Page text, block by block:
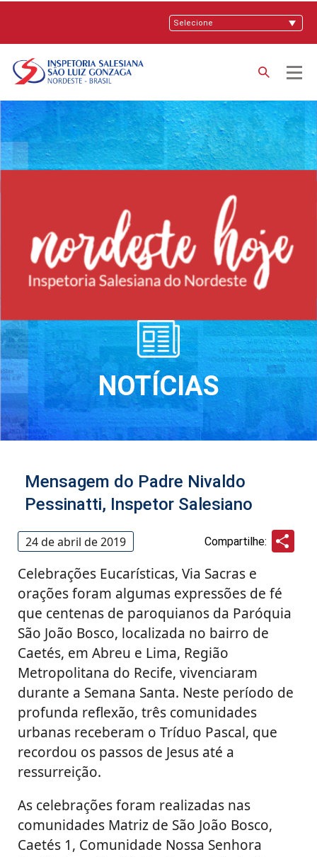
NOTÍCIAS
Mensagem do Padre Nivaldo
Pessinatti, Inspetor Salesiano
24 de abril de 2019 Compartilhe:
Celebrações Eucarísticas, Via Sacras e
orações foram algumas expressões de fé
que centenas de paroquianos da Paróquia
São João Bosco, localizada no bairro de
Caetés, em Abreu e Lima, Região
Metropolitana do Recife, vivenciaram
durante a Semana Santa. Neste período de
profunda reflexão, três comunidades
urbanas receberam o Tríduo Pascal, que
recordou os passos de Jesus até a
ressurreição.
As celebrações foram realizadas nas
comunidades Matriz de São João Bosco,
Caetés 1, Comunidade Nossa Senhora